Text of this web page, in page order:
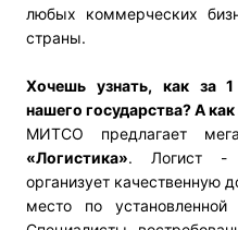
любых коммерческих
страны.
Хочешь узнать, как за
нашего государства? А
МИТСО предлагает
«Логистика». Логист -
организует качественную
место по